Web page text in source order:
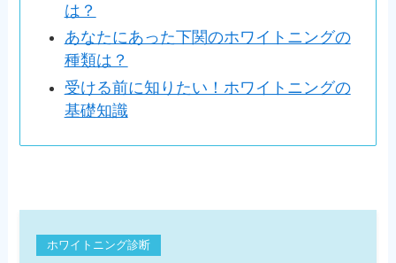
は？
あなたにあった下関のホワイトニングの
種類は？
受ける前に知りたい！ホワイトニングの
基礎知識
ホワイトニング診断